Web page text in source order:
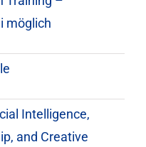
möglich
Intelligence,
and Creative